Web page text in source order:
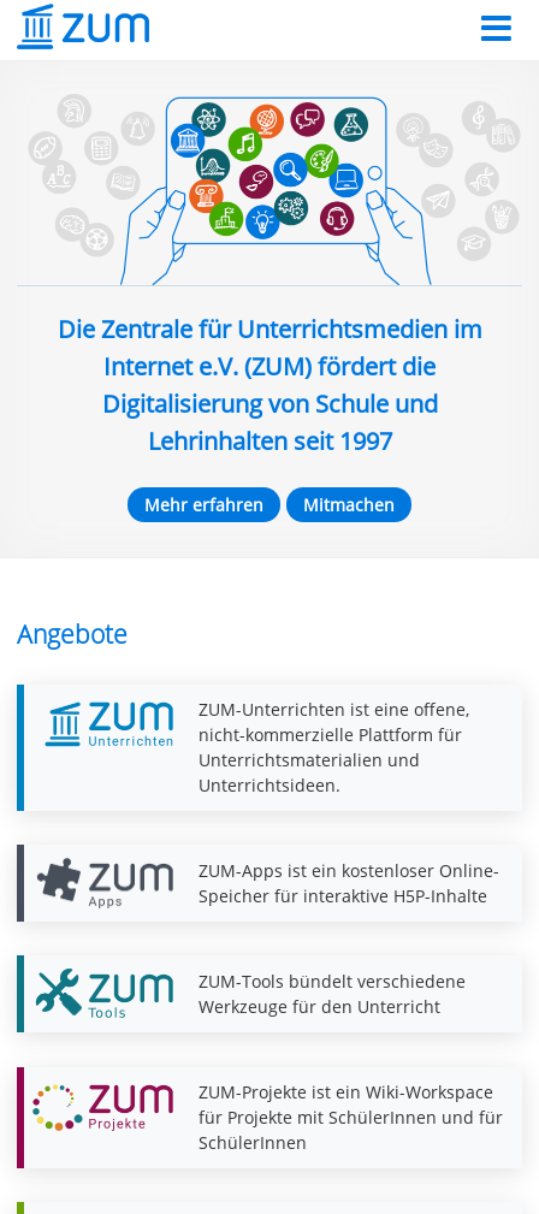
Die Zentrale für Unterrichtsmedien im
Internet e.V. (ZUM) fördert die
Digitalisierung von Schule und
Lehrinhalten seit 1997
Mehr erfahren Mitmachen
Angebote
ZUM-Unterrichten ist eine offene,
nicht-kommerzielle Plattform für
Unterrichtsmaterialien und
Unterrichtsideen.
ZUM-Apps ist ein kostenloser Online-
Speicher für interaktive H5P-Inhalte
ZUM-Tools bündelt verschiedene
Werkzeuge für den Unterricht
ZUM-Projekte ist ein Wiki-Workspace
für Projekte mit SchülerInnen und für
SchülerInnen